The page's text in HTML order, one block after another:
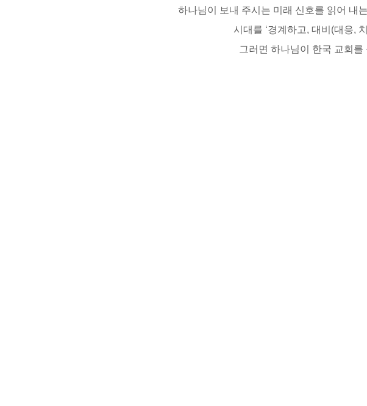
하나님이 보내 주시는 미래 신호를 읽어 내
시대를 ‘경계하고, 대비(대응,
그러면 하나님이 한국 교회